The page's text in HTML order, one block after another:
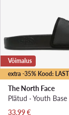
extra -35% Kood: LAST
Võimalus
The North Face
Praegune hind
33,99€